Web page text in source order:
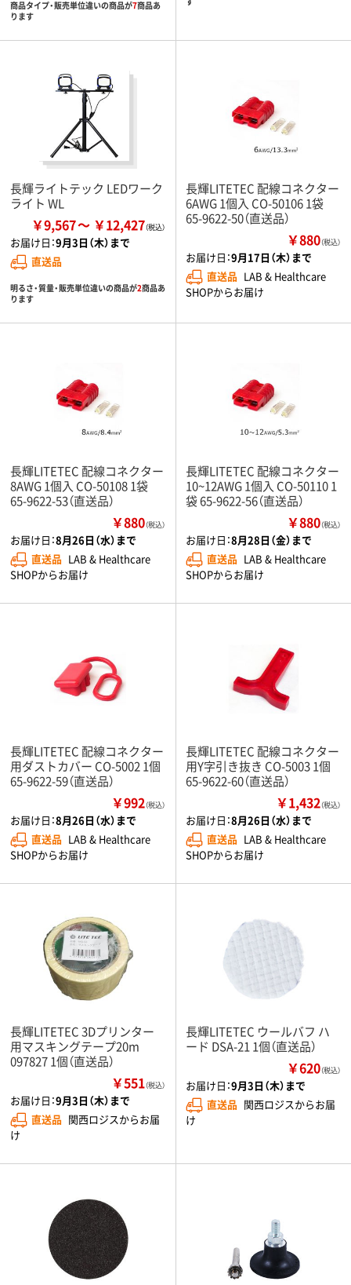
商品タイプ・販売単位違いの商品が7商品あ
ります
長輝ライトテック LEDワーク
ライト WL
￥9,567 ￥12,427
お届け日：9月3日（木）まで
直送品
明るさ・質量・販売単位違いの商品が2商品あ
ります
長輝LITETEC 配線コネクター
6AWG 1個入 CO-50106 1袋
65-9622-50（直送品）
￥880（税込）
お届け日：9月17日（木）まで
直送品 LAB & Healthcare
SHOPからお届け
長輝LITETEC 配線コネクター
8AWG 1個入 CO-50108 1袋
65-9622-53（直送品）
￥880（税込）
お届け日：8月26日（水）まで
直送品 LAB & Healthcare
SHOPからお届け
長輝LITETEC 配線コネクター
10~12AWG 1個入 CO-50110 1
袋 65-9622-56（直送品）
￥880（税込）
お届け日：8月28日（金）まで
直送品 LAB & Healthcare
SHOPからお届け
長輝LITETEC 配線コネクター
用ダストカバー CO-5002 1個
65-9622-59（直送品）
￥992（税込）
お届け日：8月26日（水）まで
直送品 LAB & Healthcare
SHOPからお届け
長輝LITETEC 配線コネクター
用Y字引き抜き CO-5003 1個
65-9622-60（直送品）
￥1,432（税込）
お届け日：8月26日（水）まで
直送品 LAB & Healthcare
SHOPからお届け
長輝LITETEC 3Dプリンター
用マスキングテープ20m
097827 1個（直送品）
￥551（税込）
お届け日：9月3日（木）まで
直送品 関西ロジスからお届
け
長輝LITETEC ウールバフ ハ
ード DSA-21 1個（直送品）
￥620（税込）
お届け日：9月3日（木）まで
直送品 関西ロジスからお届
け